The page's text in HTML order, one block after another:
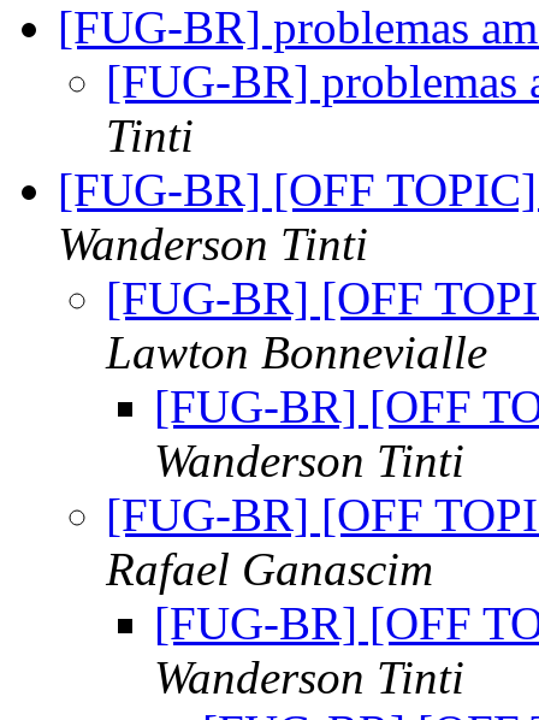
[FUG-BR] problemas
[FUG-BR]
Tinti
[FUG-BR] [OFF
Wanderson Tinti
[FUG-BR] [OFF
Lawton Bonnevialle
[FUG-BR] [OFF
Wanderson Tinti
[FUG-BR] [OFF
Rafael Ganascim
[FUG-BR] [OFF
Wanderson Tinti